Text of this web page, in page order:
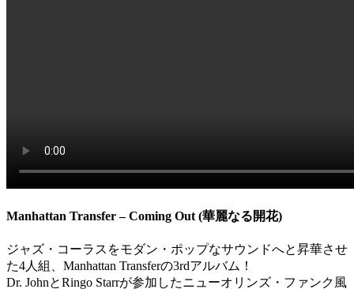
Manhattan Transfer – Coming Out (華麗なる開花)
ジャズ・コーラスをモダン・ポップなサウンドへと昇華させ
た4人組、Manhattan Transferの3rdアルバム！
Dr. JohnとRingo Starrが参加したニューオリンズ・ファンク風